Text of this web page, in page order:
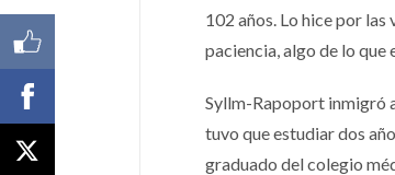
102 años. Lo hice por
paciencia, algo de lo que
Syllm-Rapoport inmigró
tuvo que estudiar dos
graduado del colegio